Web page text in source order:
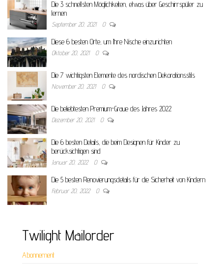
Die 3 schnellsten Möglichkeiten, etwas über Geschirrspüler zu
lernen
September 20, 2021 0
Diese 6 besten Orte, um Ihre Nische einzurichten
Oktober 20, 2021 0
Die 7 wichtigsten Elemente des nordischen Dekorationsstils
November 20, 2021 0
Die beliebtesten Premium-Graue des Jahres 2022
Dezember 20, 2021 0
Die 6 besten Details, die beim Designen für Kinder zu
berücksichtigen sind
Januar 20, 2022 0
Die 5 besten Renovierungsdetails für die Sicherheit von Kindern
Februar 20, 2022 0
Twilight Mailorder
Abonnement